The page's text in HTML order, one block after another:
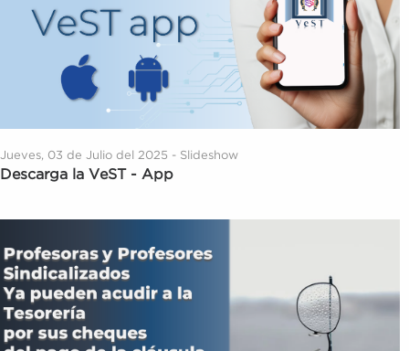
Jueves, 03 de Julio del 2025 - Slideshow
Descarga la VeST - App